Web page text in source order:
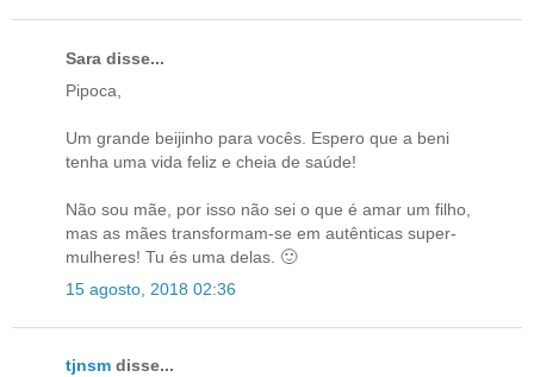
Sara disse...
Pipoca,
Um grande beijinho para vocês. Espero que a beni
tenha uma vida feliz e cheia de saúde!
Não sou mãe, por isso não sei o que é amar um filho,
mas as mães transformam-se em autênticas super-
mulheres! Tu és uma delas. 🙂
15 agosto, 2018 02:36
tjnsm disse...